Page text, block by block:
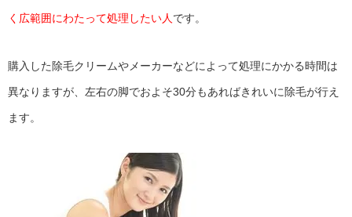
く広範囲にわたって処理したい人 です。
購入した除毛クリームやメーカーなどによって処理にかかる時間は
異なりますが、左右の脚でおよそ30分もあればきれいに除毛が行え
ます。